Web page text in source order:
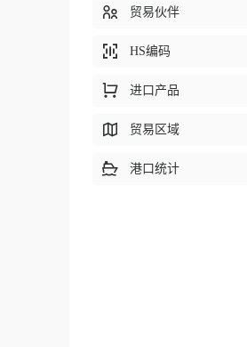
贸易伙伴
HS编码
进口产品
贸易区域
港口统计